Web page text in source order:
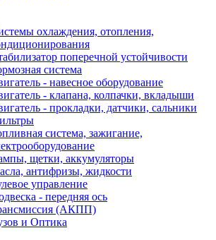
охлаждения, отопления,
поперечной устойчивости
система
- навесное оборудование
- клапана, колпачки, вкладыши
- прокладки, датчики, сальники
система, зажигание,
щетки, аккумуляторы
антифризы, жидкости
управление
- передняя ось
(АКПП)
и Оптика